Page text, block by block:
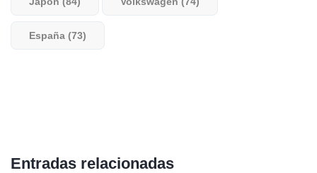
España (73)
Entradas relacionadas